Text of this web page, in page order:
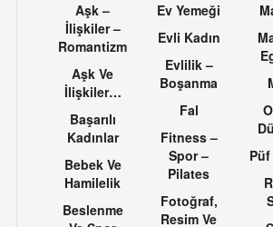
Aşk –
İlişkiler –
Romantizm
Aşk Ve
İlişkiler…
Başarılı
Kadınlar
Bebek Ve
Hamilelik
Beslenme
Ev Yemeği
Evli Kadın
Evlilik –
Boşanma
Fal
Fitness –
Spor –
Pilates
Fotoğraf,
Resim Ve
Püf